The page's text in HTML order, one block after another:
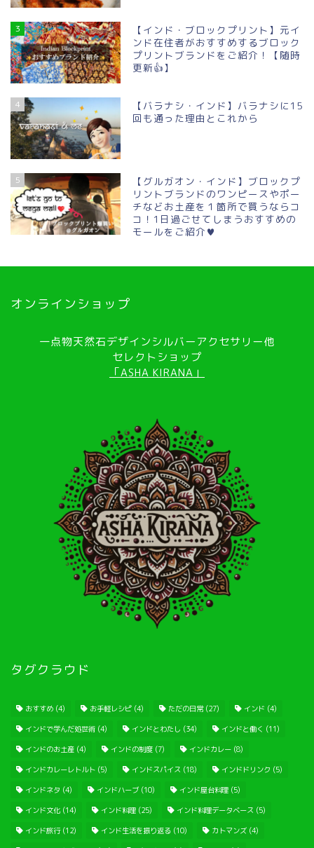
3
【インド・ブロックプリント】元イ
ンド在住者がおすすめするブロック
プリントブランドをご紹介！【随時
更新👍】
4
【バラナシ・インド】バラナシに15
回も通った理由とこれから
5
【グルガオン・インド】ブロックプ
リントブランドのワンピースやポー
チなどお土産を１箇所で買うならコ
コ！1日過ごせてしまうおすすめの
モールをご紹介♥
オンラインショップ
一点物天然石デザインシルバーアクセサリー他
セレクトショップ
「ASHA KIRANA」
タグクラウド
おすすめ (4) お手軽レシピ (4) ただの日常(27) インド (4)
インドで学んだ処世術 (4) インドとわたし (34) インドと働く (11)
インドのお土産 (4) インドの制度 (7) インドカレー (8)
インドカレーレトルト (5) インドスパイス (18) インドドリンク (5)
インドネタ (4) インドハーブ (10) インド屋台料理 (5)
インド文化 (14) インド料理 (25) インド料理データベース (5)
インド旅行(12) インド生活を振り返る (10) カトマンズ (4)